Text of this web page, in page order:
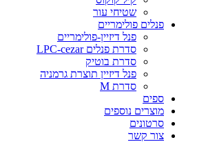
שטיחי עור
פנלים פולימריים
פנל דיזיין-פולימריים
סדרת פנלים LPC-cezar
סדרת בוטיק
פנל דיזיין תוצרת גרמניה
סדרת M
ספים
מוצרים נוספים
סרטונים
צור קשר